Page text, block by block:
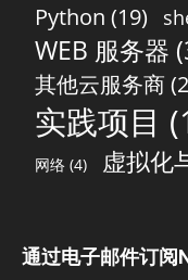
Python (19)
WEB 服务器
其他云服务商
实践项目
网络 (4) 虚拟化
通过电子邮件订阅